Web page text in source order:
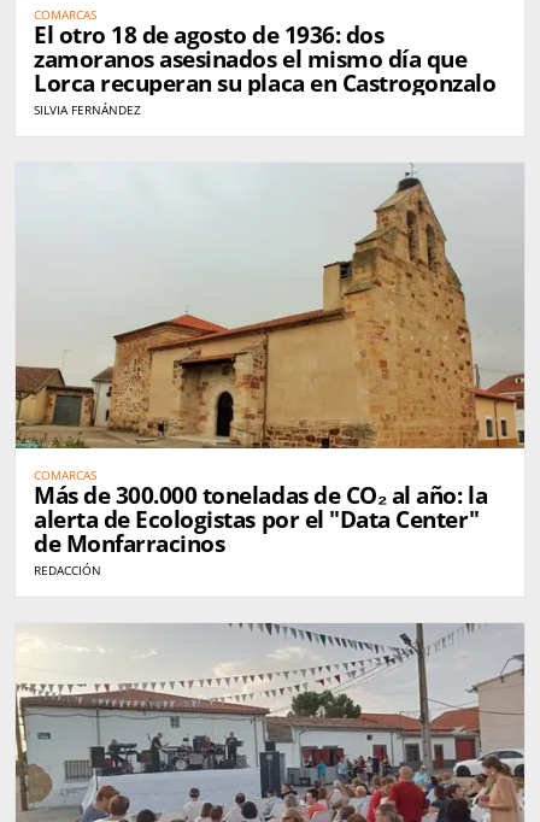
COMARCAS
El otro 18 de agosto de 1936: dos
zamoranos asesinados el mismo día que
Lorca recuperan su placa en Castrogonzalo
SILVIA FERNÁNDEZ
COMARCAS
Más de 300.000 toneladas de CO₂ al año: la
alerta de Ecologistas por el "Data Center"
de Monfarracinos
REDACCIÓN